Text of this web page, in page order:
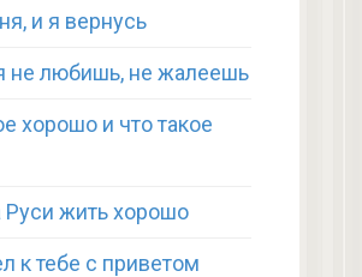
и я вернусь
не любишь, не жалеешь
хорошо и что такое
Руси жить хорошо
к тебе с приветом